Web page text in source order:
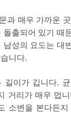
과 매우 가까운
돌출되어 있기 때
남성의 요도는 대
니다.
길이가 깁니다.
거리가 매우 멉
소변을 본다든